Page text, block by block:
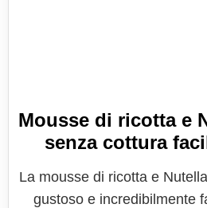
Mousse di ricotta e
senza cottura
La mousse di ricotta e
gustoso e incredibilmente